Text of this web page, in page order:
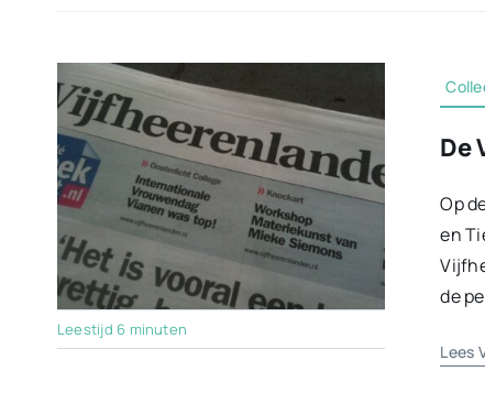
Leestijd 6 minuten
De
Op
en
de
Lees